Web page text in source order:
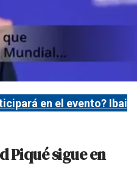
en el evento? Ibai
Piqué sigue en